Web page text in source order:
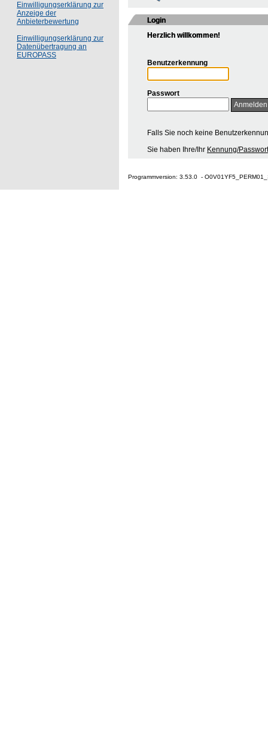
Einwilligungserklärung zur
Anzeige der
Anbieterbewertung
Einwilligungserklärung zur
Datenübertragung an
EUROPASS
Login
Herzlich willkommen!
Benutzerkennung
Passwort
Falls Sie noch keine
Sie haben Ihre/Ihr Kennung/
Programmversion: 3.53.0 -